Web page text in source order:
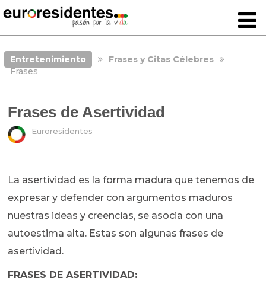
Entretenimiento
Frases y Citas Célebres
Frases
Frases de Asertividad
Euroresidentes
La asertividad es la forma madura que tenemos de
expresar y defender con argumentos maduros
nuestras ideas y creencias, se asocia con una
autoestima alta. Estas son algunas frases de
asertividad.
FRASES DE ASERTIVIDAD: